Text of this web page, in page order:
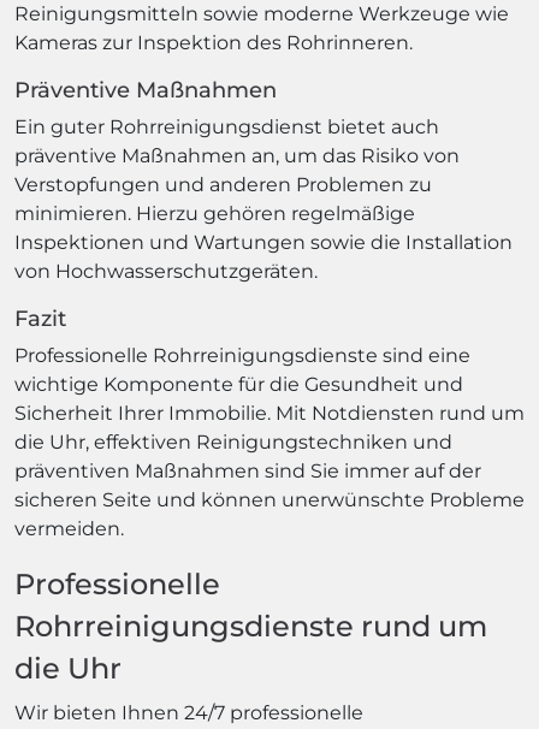
Reinigungsmitteln sowie moderne Werkzeuge wie
Kameras zur Inspektion des Rohrinneren.
Präventive Maßnahmen
Ein guter Rohrreinigungsdienst bietet auch
präventive Maßnahmen an, um das Risiko von
Verstopfungen und anderen Problemen zu
minimieren. Hierzu gehören regelmäßige
Inspektionen und Wartungen sowie die Installation
von Hochwasserschutzgeräten.
Fazit
Professionelle Rohrreinigungsdienste sind eine
wichtige Komponente für die Gesundheit und
Sicherheit Ihrer Immobilie. Mit Notdiensten rund um
die Uhr, effektiven Reinigungstechniken und
präventiven Maßnahmen sind Sie immer auf der
sicheren Seite und können unerwünschte Probleme
vermeiden.
Professionelle
Rohrreinigungsdienste rund um
die Uhr
Wir bieten Ihnen 24/7 professionelle